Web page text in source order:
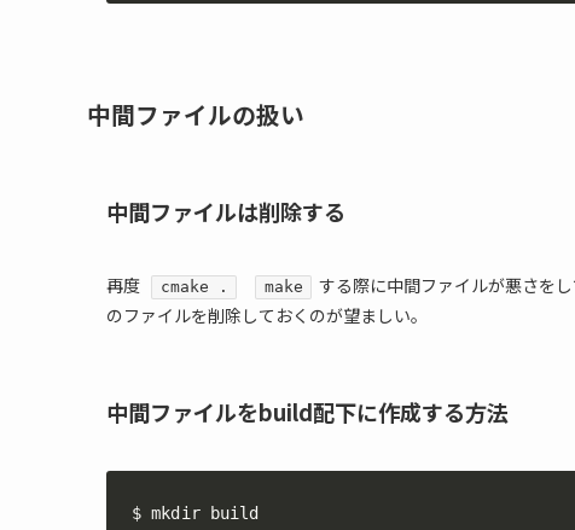
中間ファイルの扱い
中間ファイルは削除する
再度 cmake . make する際に中間ファイルが悪さを
のファイルを削除しておくのが望ましい。
中間ファイルをbuild配下に作成する方法
$ mkdir build